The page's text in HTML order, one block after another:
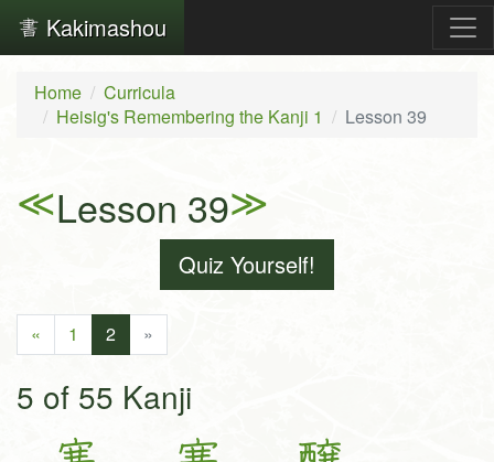
Kakimashou
Home
Curricula
Heisig's Remembering the Kanji 1
Lesson 39
≪Lesson 39≫
Quiz Yourself!
« 1 2 »
5 of 55 Kanji